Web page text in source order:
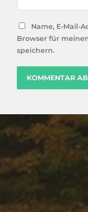
Name, E-Mail-
Browser für
speichern.